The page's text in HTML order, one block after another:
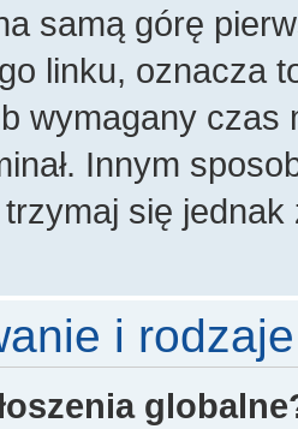
samą górę
linku, oznacza
wymagany
Innym
się
i